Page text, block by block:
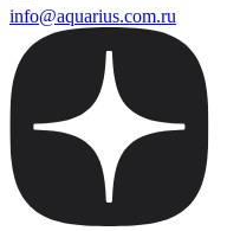
info@aquarius.com.ru